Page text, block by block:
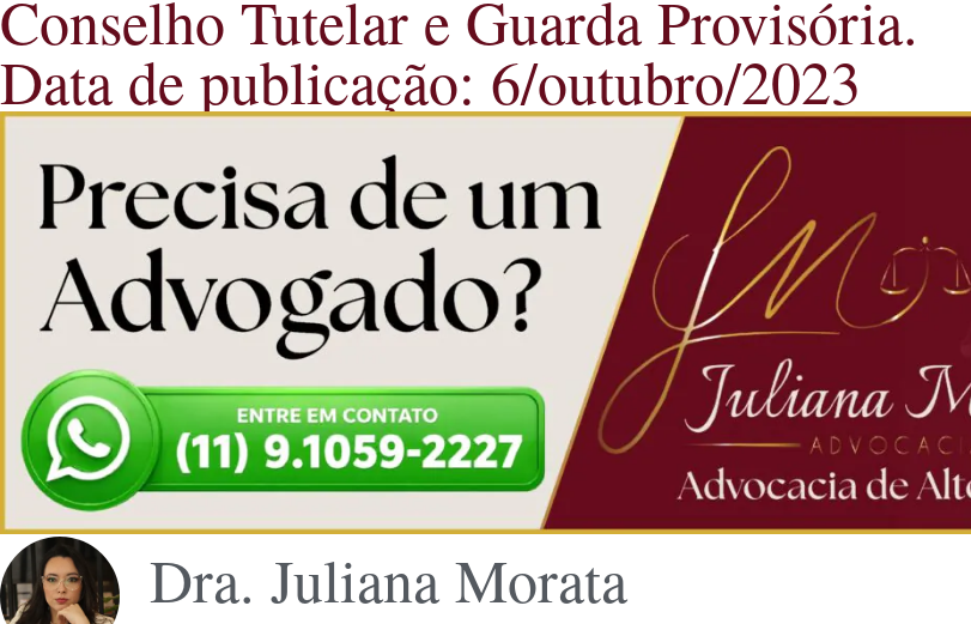
Conselho Tutelar e Guarda Provisória.
Data de publicação: 6/outubro/2023
Dra. Juliana Morata